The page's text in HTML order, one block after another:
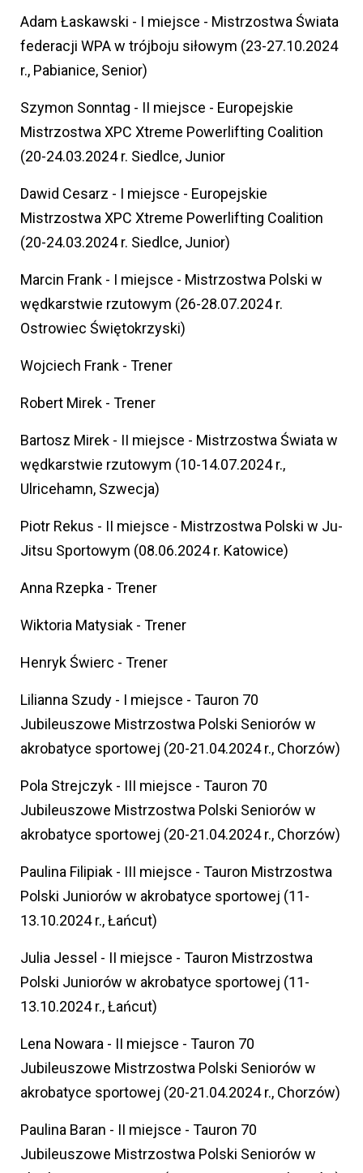
Adam Łaskawski - I miejsce - Mistrzostwa Świata
federacji WPA w trójboju siłowym (23-27.10.2024
r., Pabianice, Senior)
Szymon Sonntag - II miejsce - Europejskie
Mistrzostwa XPC Xtreme Powerlifting Coalition
(20-24.03.2024 r. Siedlce, Junior
Dawid Cesarz - I miejsce - Europejskie
Mistrzostwa XPC Xtreme Powerlifting Coalition
(20-24.03.2024 r. Siedlce, Junior)
Marcin Frank - I miejsce - Mistrzostwa Polski w
wędkarstwie rzutowym (26-28.07.2024 r.
Ostrowiec Świętokrzyski)
Wojciech Frank - Trener
Robert Mirek - Trener
Bartosz Mirek - II miejsce - Mistrzostwa Świata w
wędkarstwie rzutowym (10-14.07.2024 r.,
Ulricehamn, Szwecja)
Piotr Rekus - II miejsce - Mistrzostwa Polski w Ju-
Jitsu Sportowym (08.06.2024 r. Katowice)
Anna Rzepka - Trener
Wiktoria Matysiak - Trener
Henryk Świerc - Trener
Lilianna Szudy - I miejsce - Tauron 70
Jubileuszowe Mistrzostwa Polski Seniorów w
akrobatyce sportowej (20-21.04.2024 r., Chorzów)
Pola Strejczyk - III miejsce - Tauron 70
Jubileuszowe Mistrzostwa Polski Seniorów w
akrobatyce sportowej (20-21.04.2024 r., Chorzów)
Paulina Filipiak - III miejsce - Tauron Mistrzostwa
Polski Juniorów w akrobatyce sportowej (11-
13.10.2024 r., Łańcut)
Julia Jessel - II miejsce - Tauron Mistrzostwa
Polski Juniorów w akrobatyce sportowej (11-
13.10.2024 r., Łańcut)
Lena Nowara - II miejsce - Tauron 70
Jubileuszowe Mistrzostwa Polski Seniorów w
akrobatyce sportowej (20-21.04.2024 r., Chorzów)
Paulina Baran - II miejsce - Tauron 70
Jubileuszowe Mistrzostwa Polski Seniorów w